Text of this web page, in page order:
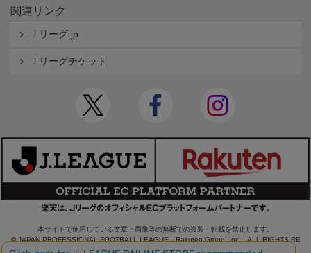
関連リンク
Ｊリーグ.jp
Ｊリーグチケット
本サイトで使用している文章・画像等の無断での複製・転載を禁止します。
© JAPAN PROFESSIONAL FOOTBALL LEAGUE Rakuten Group, Inc. ALL RIGHTS RE
SERVED.